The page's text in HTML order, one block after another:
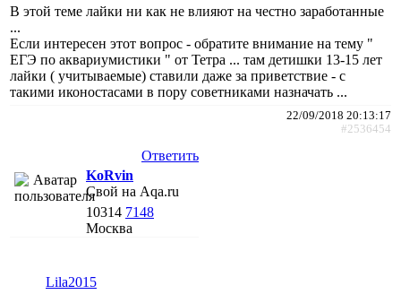
В этой теме лайки ни как не влияют на честно заработанные
...
Если интересен этот вопрос - обратите внимание на тему "
ЕГЭ по аквариумистики " от Тетра ... там детишки 13-15 лет
лайки ( учитываемые) ставили даже за приветствие - с
такими иконостасами в пору советниками назначать ...
22/09/2018 20:13:17
#2536454
Ответить
KoRvin
Свой на Aqa.ru
10314 7148
Москва
Lila2015